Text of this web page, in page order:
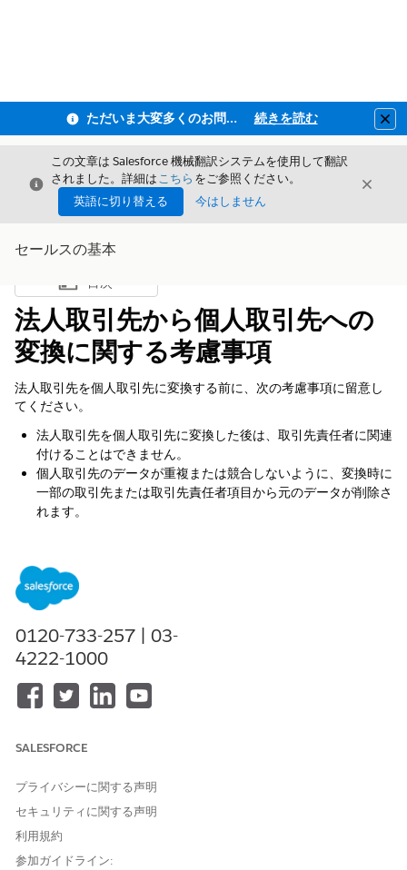
ただいま大変多くのお問い合わせをいただいており、ご連絡までにお時間を頂戴しております 続きを読む
閉じる
この文章は Salesforce 機械翻訳システムを使用して翻訳
されました。詳細はこちら をご参照ください。
英語に切り替える
今はしません
閉じる
セールスの基本
目次を表示
目次
法人取引先から個人取引先への
変換に関する考慮事項
法人取引先を個人取引先に変換する前に、次の考慮事項に留意し
てください。
法人取引先を個人取引先に変換した後は、取引先責任者に関連
付けることはできません。
個人取引先のデータが重複または競合しないように、変換時に
一部の取引先または取引先責任者項目から元のデータが削除さ
れます。
[取引先責任者の最終活動]。
これらの項目のデータを保持するには、保持する元の項目ごと
ト時に元の項目をカスタム項目に対応付けます。個人取引先で
データを表示するには、カスタム項目を個人取引先ページレイ
ポータルが有効になっている法人取引先を個人取引先に変換す
ると、法人取引先に関連付けられているポータルユーザーは無
API のバージョン 8.0 以降を使用して、個人取引先を個々の
す。
0120-733-257 | 03-
4222-1000
SALESFORCE
プライバシーに関する声明
セキュリティに関する声明
利用規約
参加ガイドライン: